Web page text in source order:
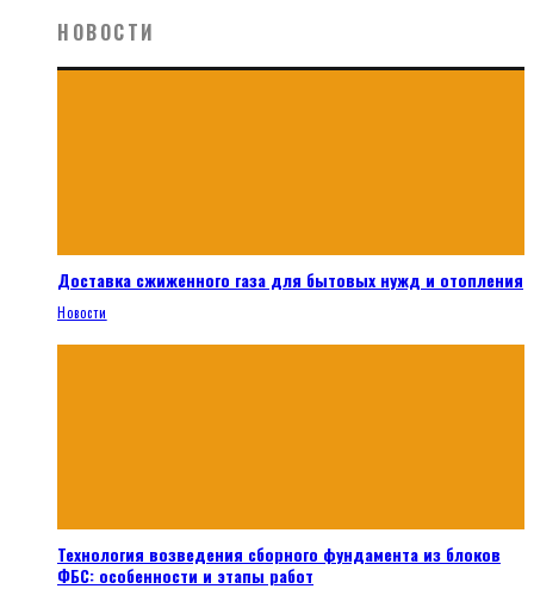
НОВОСТИ
Доставка сжиженного газа для бытовых нужд и отопления
Новости
Технология возведения сборного фундамента из блоков
ФБС: особенности и этапы работ